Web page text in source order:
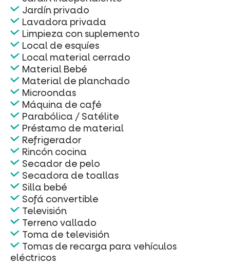
Jardín privado
Lavadora privada
Limpieza con suplemento
Local de esquíes
Local material cerrado
Material Bebé
Material de planchado
Microondas
Máquina de café
Parabólica / Satélite
Préstamo de material
Refrigerador
Rincón cocina
Secador de pelo
Secadora de toallas
Silla bebé
Sofá convertible
Televisión
Terreno vallado
Toma de televisión
Tomas de recarga para vehículos
eléctricos